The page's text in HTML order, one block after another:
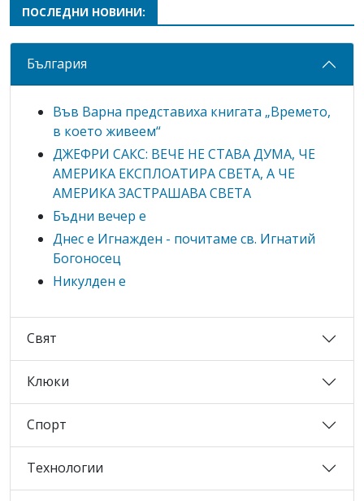
ПОСЛЕДНИ НОВИНИ:
България
Във Варна представиха книгата „Времето,
в което живеем“
ДЖЕФРИ САКС: ВЕЧЕ НЕ СТАВА ДУМА, ЧЕ
АМЕРИКА ЕКСПЛОАТИРА СВЕТА, А ЧЕ
АМЕРИКА ЗАСТРАШАВА СВЕТА
Бъдни вечер е
Днес е Игнажден - почитаме св. Игнатий
Богоносец
Никулден е
Свят
Клюки
Спорт
Технологии